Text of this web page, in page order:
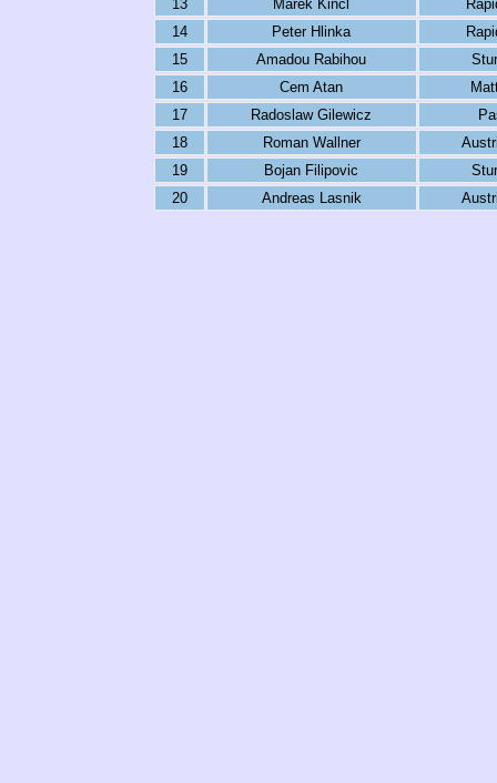
13
Marek Kincl
14
Peter Hlinka
15
Amadou Rabihou
16
Cem Atan
17
Radoslaw Gilewicz
18
Roman Wallner
19
Bojan Filipovic
20
Andreas Lasnik